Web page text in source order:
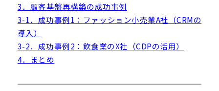
3．顧客基盤再構築の成功事例
3-1．成功事例1：ファッション小売業A社（CRMの
導入）
3-2．成功事例2：飲食業のX社（CDPの活用）
4．まとめ